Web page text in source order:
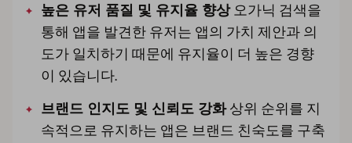
높은 유저 품질 및 유지율 향상오가닉 검색을
통해 앱을 발견한 유저는 앱의 가치 제안과 의
도가 일치하기 때문에 유지율이 더 높은 경향
이 있습니다.
브랜드 인지도 및 신뢰도 강화상위 순위를 지
속적으로 유지하는 앱은 브랜드 친숙도를 구축